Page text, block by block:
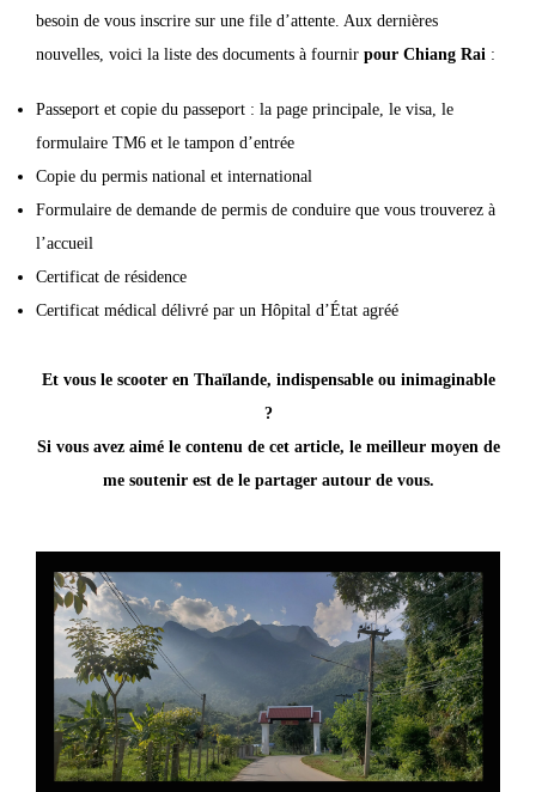
besoin de vous inscrire sur une file d’attente. Aux dernières
nouvelles, voici la liste des documents à fournir pour Chiang Rai :
Passeport et copie du passeport : la page principale, le visa, le
formulaire TM6 et le tampon d’entrée
Copie du permis national et international
Formulaire de demande de permis de conduire que vous trouverez à
l’accueil
Certificat de résidence
Certificat médical délivré par un Hôpital d’État agréé
Et vous le scooter en Thaïlande, indispensable ou inimaginable
?
Si vous avez aimé le contenu de cet article, le meilleur moyen de
me soutenir est de le partager autour de vous.